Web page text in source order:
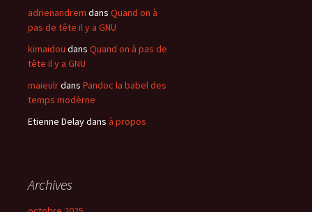
adrienandrem dans Quand on à
pas de tête il y a GNU
kimaidou dans Quand on à pas de
tête il y a GNU
maieulrdans Pandoc la babel des
temps modèrne
Etienne Delaydans à propos
Archives